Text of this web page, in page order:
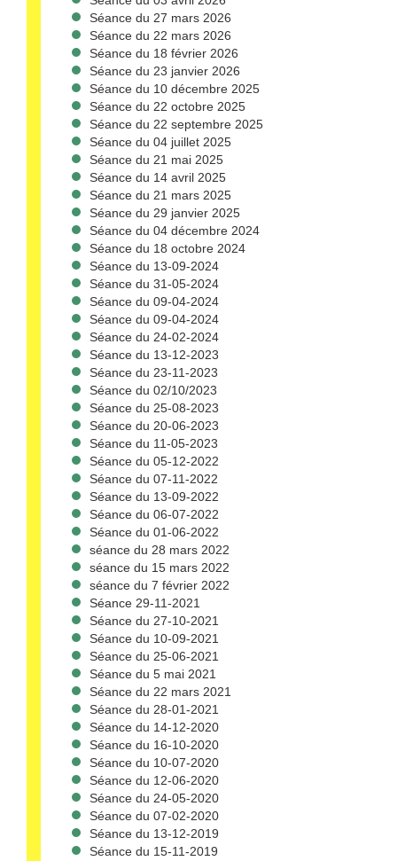
Séance du 27 mars 2026
Séance du 22 mars 2026
Séance du 18 février 2026
Séance du 23 janvier 2026
Séance du 10 décembre 2025
Séance du 22 octobre 2025
Séance du 22 septembre 2025
Séance du 04 juillet 2025
Séance du 21 mai 2025
Séance du 14 avril 2025
Séance du 21 mars 2025
Séance du 29 janvier 2025
Séance du 04 décembre 2024
Séance du 18 octobre 2024
Séance du 13-09-2024
Séance du 31-05-2024
Séance du 09-04-2024
Séance du 09-04-2024
Séance du 24-02-2024
Séance du 13-12-2023
Séance du 23-11-2023
Séance du 02/10/2023
Séance du 25-08-2023
Séance du 20-06-2023
Séance du 11-05-2023
Séance du 05-12-2022
Séance du 07-11-2022
Séance du 13-09-2022
Séance du 06-07-2022
Séance du 01-06-2022
séance du 28 mars 2022
séance du 15 mars 2022
séance du 7 février 2022
Séance 29-11-2021
Séance du 27-10-2021
Séance du 10-09-2021
Séance du 25-06-2021
Séance du 5 mai 2021
Séance du 22 mars 2021
Séance du 28-01-2021
Séance du 14-12-2020
Séance du 16-10-2020
Séance du 10-07-2020
Séance du 12-06-2020
Séance du 24-05-2020
Séance du 07-02-2020
Séance du 13-12-2019
Séance du 15-11-2019